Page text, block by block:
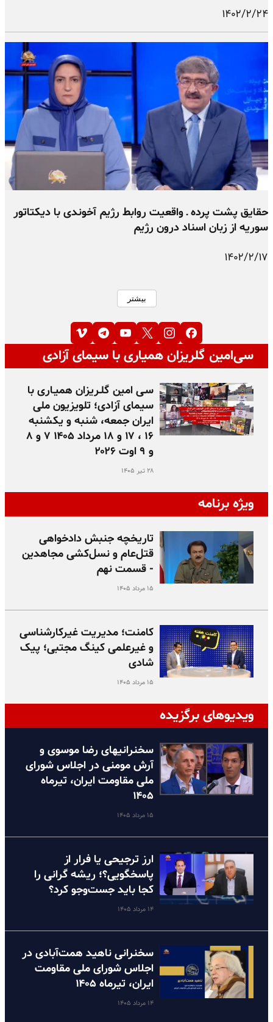
۱۴۰۲/۲/۲۴
حقایق پشت پرده ـ واقعیت روابط رژیم آخوندی با دیکتاتور
سوریه از زبان اسناد درون رژیم
۱۴۰۲/۲/۱۷
بیشتر
سی‌امین گلریزان همیاری با سیمای آزادی
سـی امین گلـریزان همیـاری با
سیمای آزادی؛ تلویزیون ملی
ایران جمعه، شنبه و یکشنبه
۱۶ ، ۱۷ و ۱۸ مرداد ۱۴۰۵ ۷ و ۸
و ۹ اوت ۲۰۲۶
۲۸ تیر ۱۴۰۵
ویژه برنامه
تاریخچه جنبش دادخواهی
قتل‌عام و نسل‌کشی مجاهدین
- قسمت نهم
۱۵ مرداد ۱۴۰۵
کامنت؛ مدیریت غیرکارشناسی
و غیرعلمی کینگ مجتبی؛ پیک
شادی
۱۵ مرداد ۱۴۰۵
ویدیوهای برگزیده
سخنرانیهای رضا موسوی و
آرش مومنی در اجلاس شورای
ملی مقاومت ایران، تیرماه
۱۴۰۵
۱۵ مرداد ۱۴۰۵
ارز ترجیحی یا فرار از
پاسخگویی؟؛ ریشه گرانی را
کجا باید جست‌وجو کرد؟
۱۴ مرداد ۱۴۰۵
سخنرانی ناهید همت‌آبادی در
اجلاس شورای ملی مقاومت
ایران، تیرماه ۱۴۰۵
۱۴ مرداد ۱۴۰۵